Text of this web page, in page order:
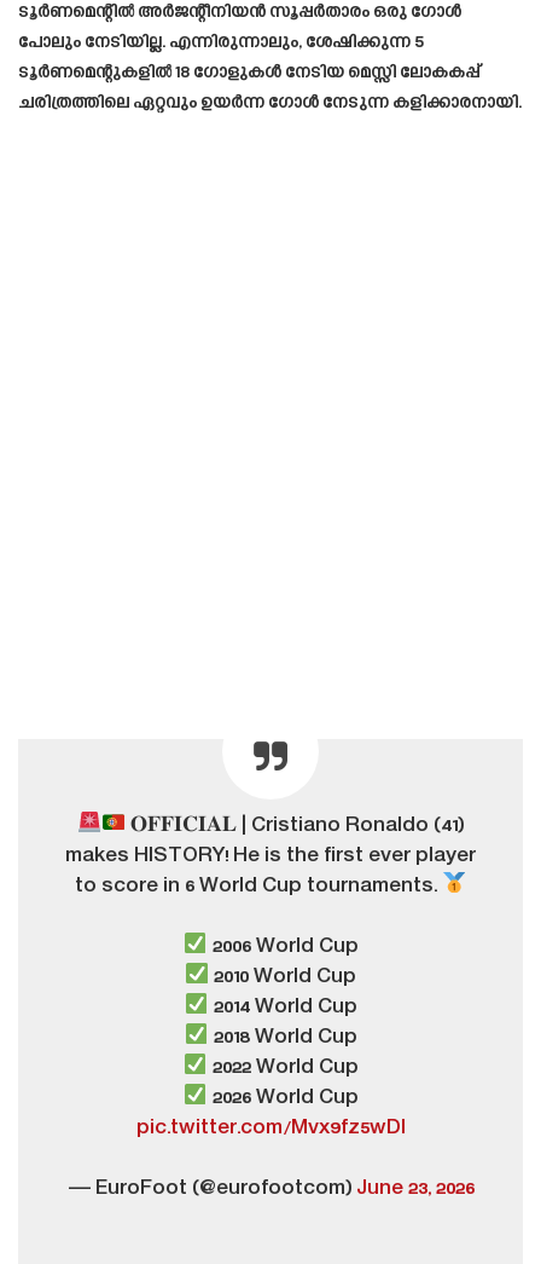
ടൂർണമെന്റിൽ അർജന്റീനിയൻ സൂപ്പർതാരം ഒരു ഗോൾ
പോലും നേടിയില്ല. എന്നിരുന്നാലും, ശേഷിക്കുന്ന 5
ടൂർണമെന്റുകളിൽ 18 ഗോളുകൾ നേടിയ മെസ്സി ലോകകപ്പ്
ചരിത്രത്തിലെ ഏറ്റവും ഉയർന്ന ഗോൾ നേടുന്ന കളിക്കാരനായി.
𝐎𝐅𝐅𝐈𝐂𝐈𝐀𝐋 | Cristiano Ronaldo (41)
makes HISTORY! He is the first ever player
to score in 6 World Cup tournaments.
2006 World Cup
2010 World Cup
2014 World Cup
2018 World Cup
2022 World Cup
2026 World Cup
pic.twitter.com/Mvx9fz5wDI
— EuroFoot (@eurofootcom) June 23, 2026